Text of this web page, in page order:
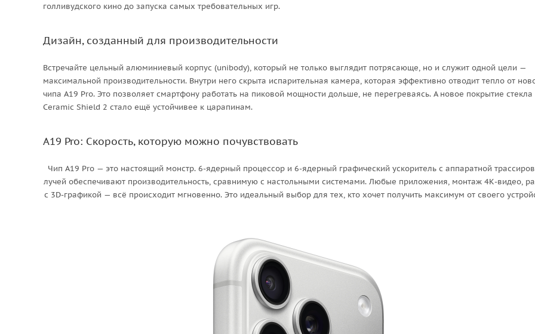
голливудского кино до запуска самых требовательных игр.
Дизайн, созданный для производительности
Встречайте цельный алюминиевый корпус (unibody), который не только выглядит потрясающе, но и служит одной цели —
максимальной производительности. Внутри него скрыта испарительная камера, которая эффективно отводит тепло от
чипа A19 Pro. Это позволяет смартфону работать на пиковой мощности дольше, не перегреваясь. А новое покрытие стекла
Ceramic Shield 2 стало ещё устойчивее к царапинам.
A19 Pro: Скорость, которую можно почувствовать
Чип A19 Pro — это настоящий монстр. 6-ядерный процессор и 6-ядерный графический ускоритель с аппаратной
лучей обеспечивают производительность, сравнимую с настольными системами. Любые приложения, монтаж 4К-видео,
с 3D-графикой — всё происходит мгновенно. Это идеальный выбор для тех, кто хочет получить максимум от своего